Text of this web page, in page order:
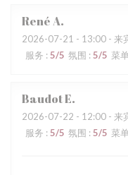
RenéA
2026-07-21 - 13:00 - 来
服务 : 5/5 氛围 : 5/5 菜
BaudotE
2026-07-22 - 12:00 - 来
服务 : 5/5 氛围 : 5/5 菜